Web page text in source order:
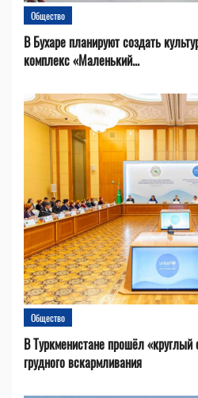
Общество
В Бухаре планируют создать
комплекс «Маленький...
Общество
В Туркменистане прошёл
грудного вскармливания